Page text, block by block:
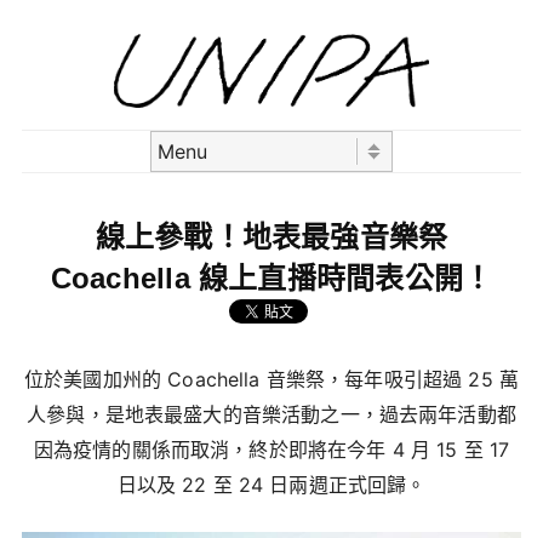
線上參戰！地表最強音樂祭
Coachella 線上直播時間表公開！
位於美國加州的 Coachella 音樂祭，每年吸引超過 25 萬
人參與，是地表最盛大的音樂活動之一，過去兩年活動都
因為疫情的關係而取消，終於即將在今年 4 月 15 至 17
日以及 22 至 24 日兩週正式回歸。